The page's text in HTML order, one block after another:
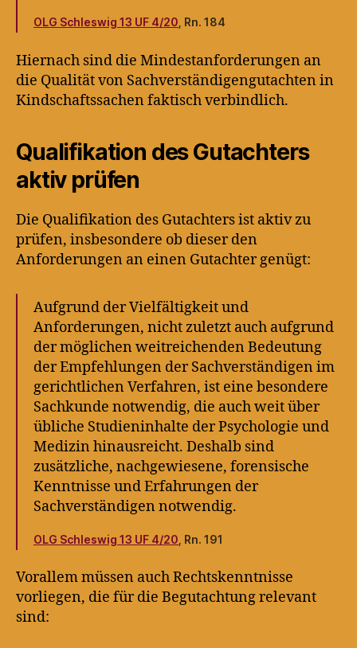
OLG Schleswig 13 UF 4/20 , Rn. 184
Hiernach sind die Mindestanforderungen an
die Qualität von Sachverständigengutachten in
Kindschaftssachen faktisch verbindlich.
Qualifikation des Gutachters
aktiv prüfen
Die Qualifikation des Gutachters ist aktiv zu
prüfen, insbesondere ob dieser den
Anforderungen an einen Gutachter genügt:
Aufgrund der Vielfältigkeit und
Anforderungen, nicht zuletzt auch aufgrund
der möglichen weitreichenden Bedeutung
der Empfehlungen der Sachverständigen im
gerichtlichen Verfahren, ist eine besondere
Sachkunde notwendig, die auch weit über
übliche Studieninhalte der Psychologie und
Medizin hinausreicht. Deshalb sind
zusätzliche, nachgewiesene, forensische
Kenntnisse und Erfahrungen der
Sachverständigen notwendig.
OLG Schleswig 13 UF 4/20 , Rn. 191
Vorallem müssen auch Rechtskenntnisse
vorliegen, die für die Begutachtung relevant
sind: